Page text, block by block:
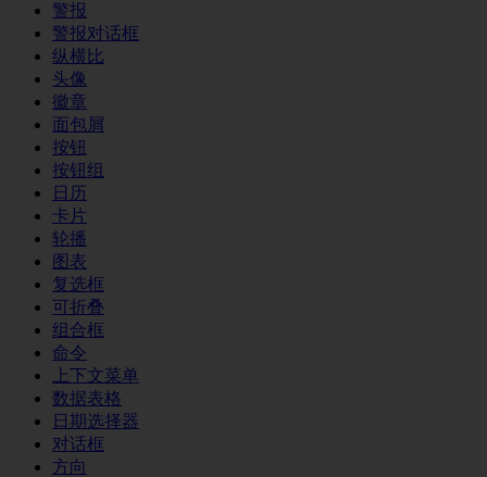
警报
警报对话框
纵横比
头像
徽章
面包屑
按钮
按钮组
日历
卡片
轮播
图表
复选框
可折叠
组合框
命令
上下文菜单
数据表格
日期选择器
对话框
方向